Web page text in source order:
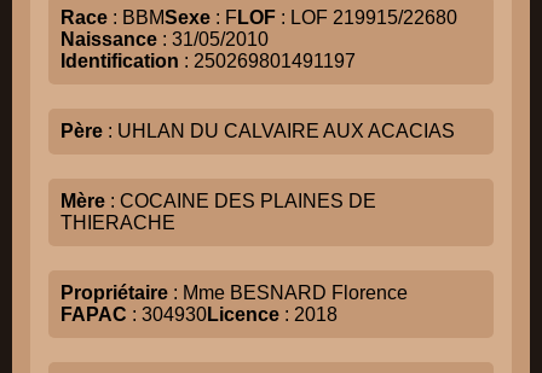
Race : BBMSexe : FLOF : LOF 219915/22680
Naissance : 31/05/2010
Identification : 250269801491197
Père : UHLAN DU CALVAIRE AUX ACACIAS
Mère : COCAINE DES PLAINES DE
THIERACHE
Propriétaire : Mme BESNARD Florence
FAPAC : 304930Licence : 2018